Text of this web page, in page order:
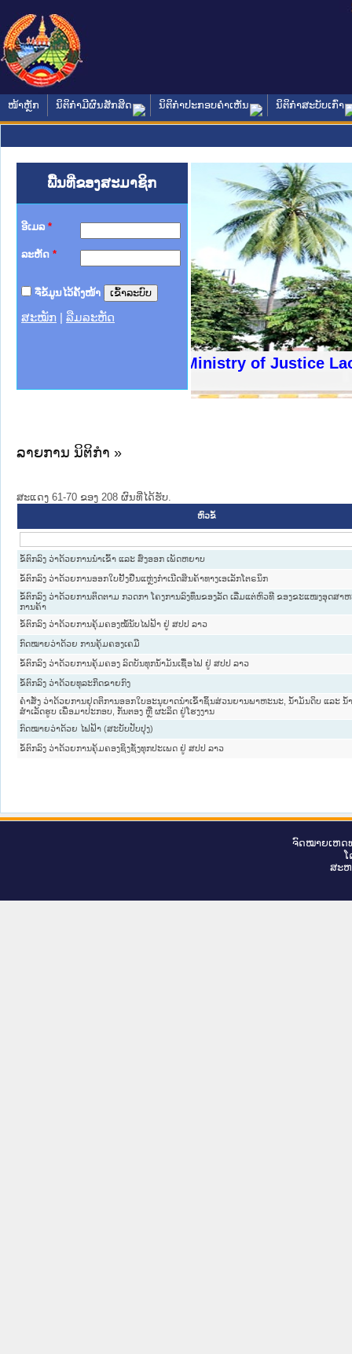
ໜ້າຫຼັກ ນິຕິກໍາມີຜົນສັກສິດ ນິຕິກໍາປະກອບຄໍາເຫັນ ນິຕິກໍາສະບັບເກົ່າ
ພື້ນທີ່ຂອງສະມາຊິກ
ອີເມລ *
ລະຫັດ *
ຈື່ຂໍ້ມູນໄວ້ຄັ້ງໜ້າ
ສະໝັກ ລືມລະຫັດ
Ministry of Justice Lao
າຊົນ ພາກເໜືອ
ການ
ກາງ
ໃຕ້
ຕຳຫຼວດປະຊາຊົນ
ສັນຕິບານປະຊາຊົນ
ກເໜືອ
າຊົນ ພາກກາງ
ລາຍການ ນິຕິກໍາ »
ສະແດງ 61-70 ຂອງ 208 ຜົນທີ່ໄດ້ຮັບ.
ຫົວຂໍ້
ຂໍ້ຕົກລົງ ວ່າດ້ວຍການນຳເຂົ້າ ແລະ ສົ່ງອອກ ເພັດຫຍາບ
ຂໍ້ຕົກລົງ ວ່າດ້ວຍການອອກໃບຢັ້ງຢືນແຫຼ່ງກຳເນີດສິນຄ້າທາງເອເລັກໂຕຣນິກ
ຂໍ້ຕົກລົງ ວ່າດ້ວຍການຕິດຕາມ ກວດກາ ໂຄງການລົງທຶນຂອງລັດ ເລີ່ມແຕ່ຫົວທີ ຂອງຂະແໜງອຸດສາ
ການຄ້າ
ຂໍ້ຕົກລົງ ວ່າດ້ວຍການຄຸ້ມຄອງໝໍ້ນັບໄຟຟ້າ ຢູ່ ສປປ ລາວ
ກົດໝາຍວ່າດ້ວຍ ການຄຸ້ມຄອງເຄມີ
ຂໍ້ຕົກລົງ ວ່າດ້ວຍການຄຸ້ມຄອງ ລົດບັນທຸກນ້ຳມັນເຊື້ອໄຟ ຢູ່ ສປປ ລາວ
ຂໍ້ຕົກລົງ ວ່າດ້ວຍທຸລະກິດຂາຍກົງ
ຄຳສັ່ງ ວ່າດ້ວຍການຢຸດຕິການອອກໃບອະນຸຍາດນຳເຂົ້າຊິ້ນສ່ວນຍານພາຫະນະ, ນ້ຳມັນດິບ ແລະ ນ້
ສຳເລັດຮູບ ເພື່ອມາປະກອບ, ກັ່ນຕອງ ຫຼື ຜະລິດ ຢູ່ໂຮງງານ
ກົດໝາຍວ່າດ້ວຍ ໄຟຟ້າ (ສະບັບປັບປຸງ)
ຂໍ້ຕົກລົງ ວ່າດ້ວຍການຄຸ້ມຄອງຊິງຊັ່ງທຸກປະເພດ ຢູ່ ສປປ ລາວ
ຈົດ​ໝາຍ​ເຫດ​
ສະ​ຫ